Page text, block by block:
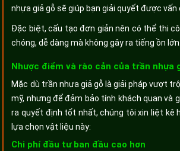
nhựa giả gỗ sẽ giúp bạn giải quyết được vấn
Đặc biệt, cấu tạo đơn giản nên có thể thi
chóng, dễ dàng mà không gây ra tiếng ồn lớn.
Nhược điểm và rào cản của trần nhựa
Mặc dù trần nhựa giả gỗ là giải pháp vượt
mỹ, nhưng để đảm bảo tính khách quan và
ra quyết định tốt nhất, chúng tôi xin liệt kê
lựa chọn vật liệu này:
Chi phí đầu tư ban đầu cao hơn